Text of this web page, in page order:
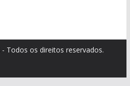
- Todos os direitos reservados.